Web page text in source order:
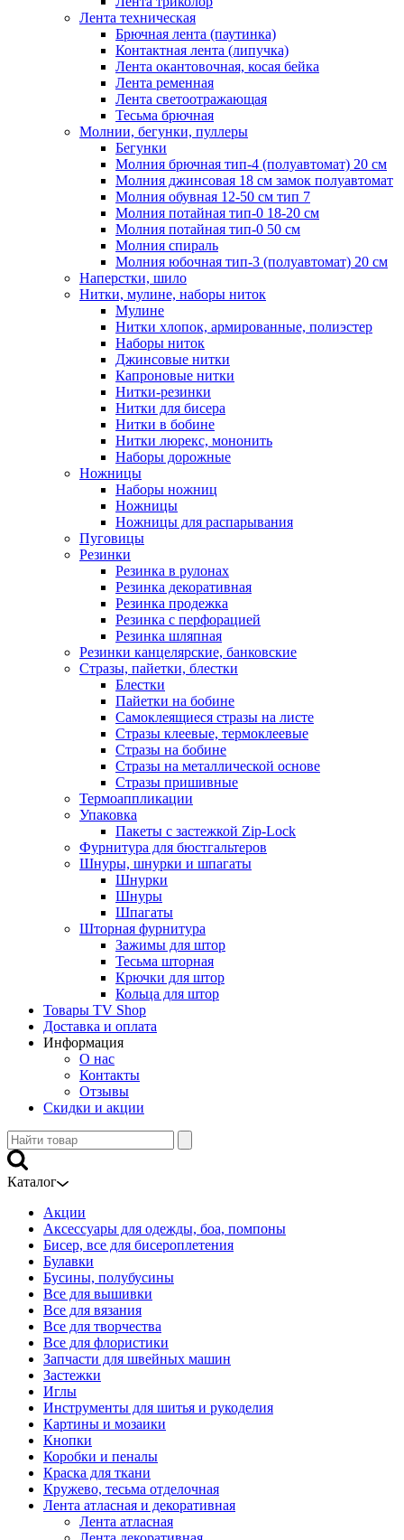
Лента техническая
Брючная лента (паутинка)
Контактная лента (липучка)
Лента окантовочная, косая бейка
Лента ременная
Лента светоотражающая
Тесьма брючная
Молнии, бегунки, пуллеры
Бегунки
Молния брючная тип-4 (полуавтомат) 20 см
Молния джинсовая 18 см замок полуавтомат
Молния обувная 12-50 см тип 7
Молния потайная тип-0 18-20 см
Молния потайная тип-0 50 см
Молния спираль
Молния юбочная тип-3 (полуавтомат) 20 см
Наперстки, шило
Нитки, мулине, наборы ниток
Мулине
Нитки хлопок, армированные, полиэстер
Наборы ниток
Джинсовые нитки
Капроновые нитки
Нитки-резинки
Нитки для бисера
Нитки в бобине
Нитки люрекс, мононить
Наборы дорожные
Ножницы
Наборы ножниц
Ножницы
Ножницы для распарывания
Пуговицы
Резинки
Резинка в рулонах
Резинка декоративная
Резинка продежка
Резинка с перфорацией
Резинка шляпная
Резинки канцелярские, банковские
Стразы, пайетки, блестки
Блестки
Пайетки на бобине
Самоклеящиеся стразы на листе
Стразы клеевые, термоклеевые
Стразы на бобине
Стразы на металлической основе
Стразы пришивные
Термоаппликации
Упаковка
Пакеты с застежкой Zip-Lock
Фурнитура для бюстгальтеров
Шнуры, шнурки и шпагаты
Шнурки
Шнуры
Шпагаты
Шторная фурнитура
Зажимы для штор
Тесьма шторная
Крючки для штор
Кольца для штор
Товары TV Shop
Доставка и оплата
Информация
О нас
Контакты
Отзывы
Скидки и акции
Каталог
Акции
Аксессуары для одежды, боа, помпоны
Бисер, все для бисероплетения
Булавки
Бусины, полубусины
Все для вышивки
Все для вязания
Все для творчества
Все для флористики
Запчасти для швейных машин
Застежки
Иглы
Инструменты для шитья и рукоделия
Картины и мозаики
Кнопки
Коробки и пеналы
Краска для ткани
Кружево, тесьма отделочная
Лента атласная и декоративная
Лента атласная